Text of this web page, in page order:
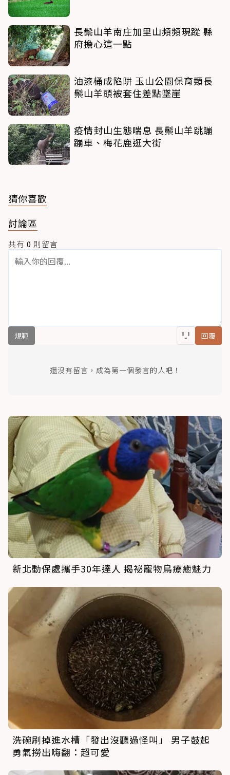
長鬃山羊南庄加里山頻頻現蹤 縣
府擔心這一點
油漆桶成陷阱 玉山公園保育類長
鬃山羊頭被套住差點墜崖
疫情封山生態喘息 長鬃山羊跳蹦
蹦車、梅花鹿逛大街
猜你喜歡
討論區
共有 0 則留言
規範 回覆
還沒有留言，成為第一個發言的人吧！
新北動保處攜手30年達人 揭祕寵物鳥療癒魅力
洗碗刷掉進水槽「發出沒聽過怪叫」 男子鼓起
勇氣撈出嗨翻：超可愛